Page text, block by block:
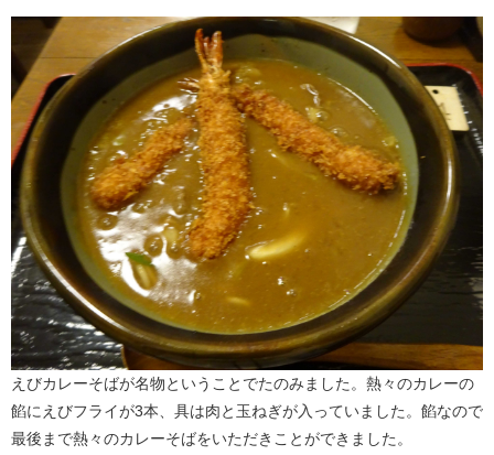
えびカレーそばが名物ということでたのみました。熱々のカレーの
餡にえびフライが3本、具は肉と玉ねぎが入っていました。餡なので
最後まで熱々のカレーそばをいただきことができました。